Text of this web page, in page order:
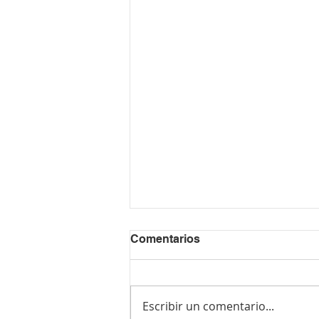
Inicio de Clases
El viernes arrancamos con la
Comentarios
Escribir un comentario...